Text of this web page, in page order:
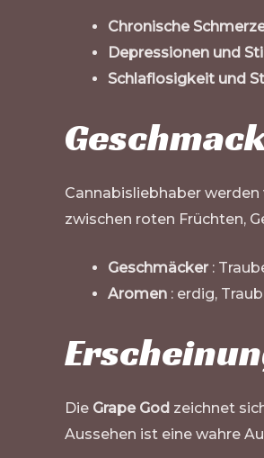
Chronische
Depressionen und
Schlaflosigkeit und
Cannabisliebhaber werden
zwischen roten Früchten,
Geschmäcker :
Aromen : erdig,
Die Grape God zeichnet
Aussehen ist eine wahre